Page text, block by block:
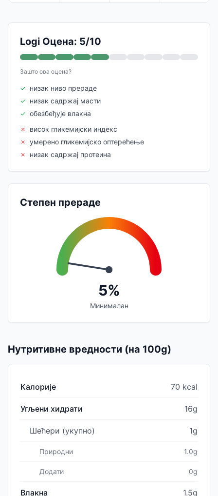
Logi Оцена: 5/10
Зашто ова оцена?
✓ низак ниво прераде
✓ низак садржај масти
✓ обезбеђује влакна
✗
висок гликемијски индекс
✗ умерено гликемијско оптерећење
✗
низак садржај протеина
Степен прераде
5%
Минималан
Нутритивне вредности (на 100g)
Калорије 70 kcal
Угљени хидрати 16g
Шећери (укупно) 1g
Природни 1.0g
Додати 0g
Влакна 1.5g